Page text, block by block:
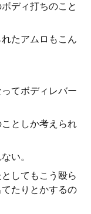
ディ打ちのこと
たアムロもこん
てボディレバー
としか考えられ
い。
してもこう殴ら
たりとかするの